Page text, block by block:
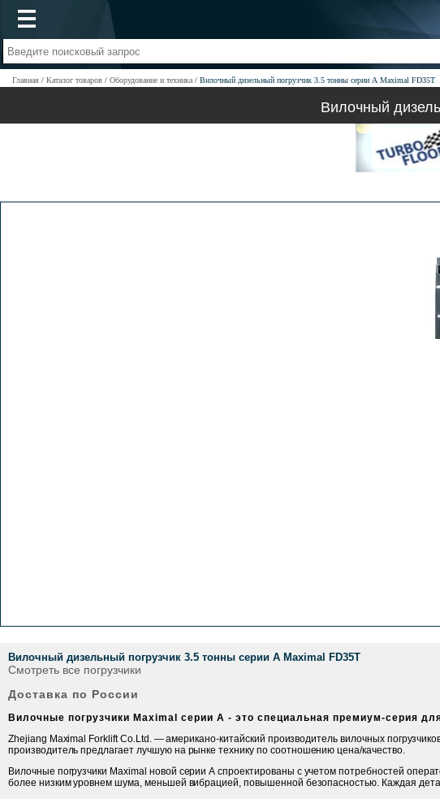
Главная Каталог товаров Оборудование и техника Вилочный дизельный погрузчик 3.5 тонны серии А Maximal FD35T
Вилочный
Вилочный дизельный погрузчик 3.5 тонны серии А Maximal FD35T
Смотреть все погрузчики
Доставка по России
Вилочные погрузчики Maximal серии A - это специальная премиум-серия
Zhejiang Maximal Forklift Co.Ltd. — американо-китайский производитель вилочных
производитель предлагает лучшую на рынке технику по соотношению цена/качество.
Вилочные погрузчики Maximal новой серии А спроектированы с учетом потребностей
более низким уровнем шума, меньшей вибрацией, повышенной безопасностью. Каждая